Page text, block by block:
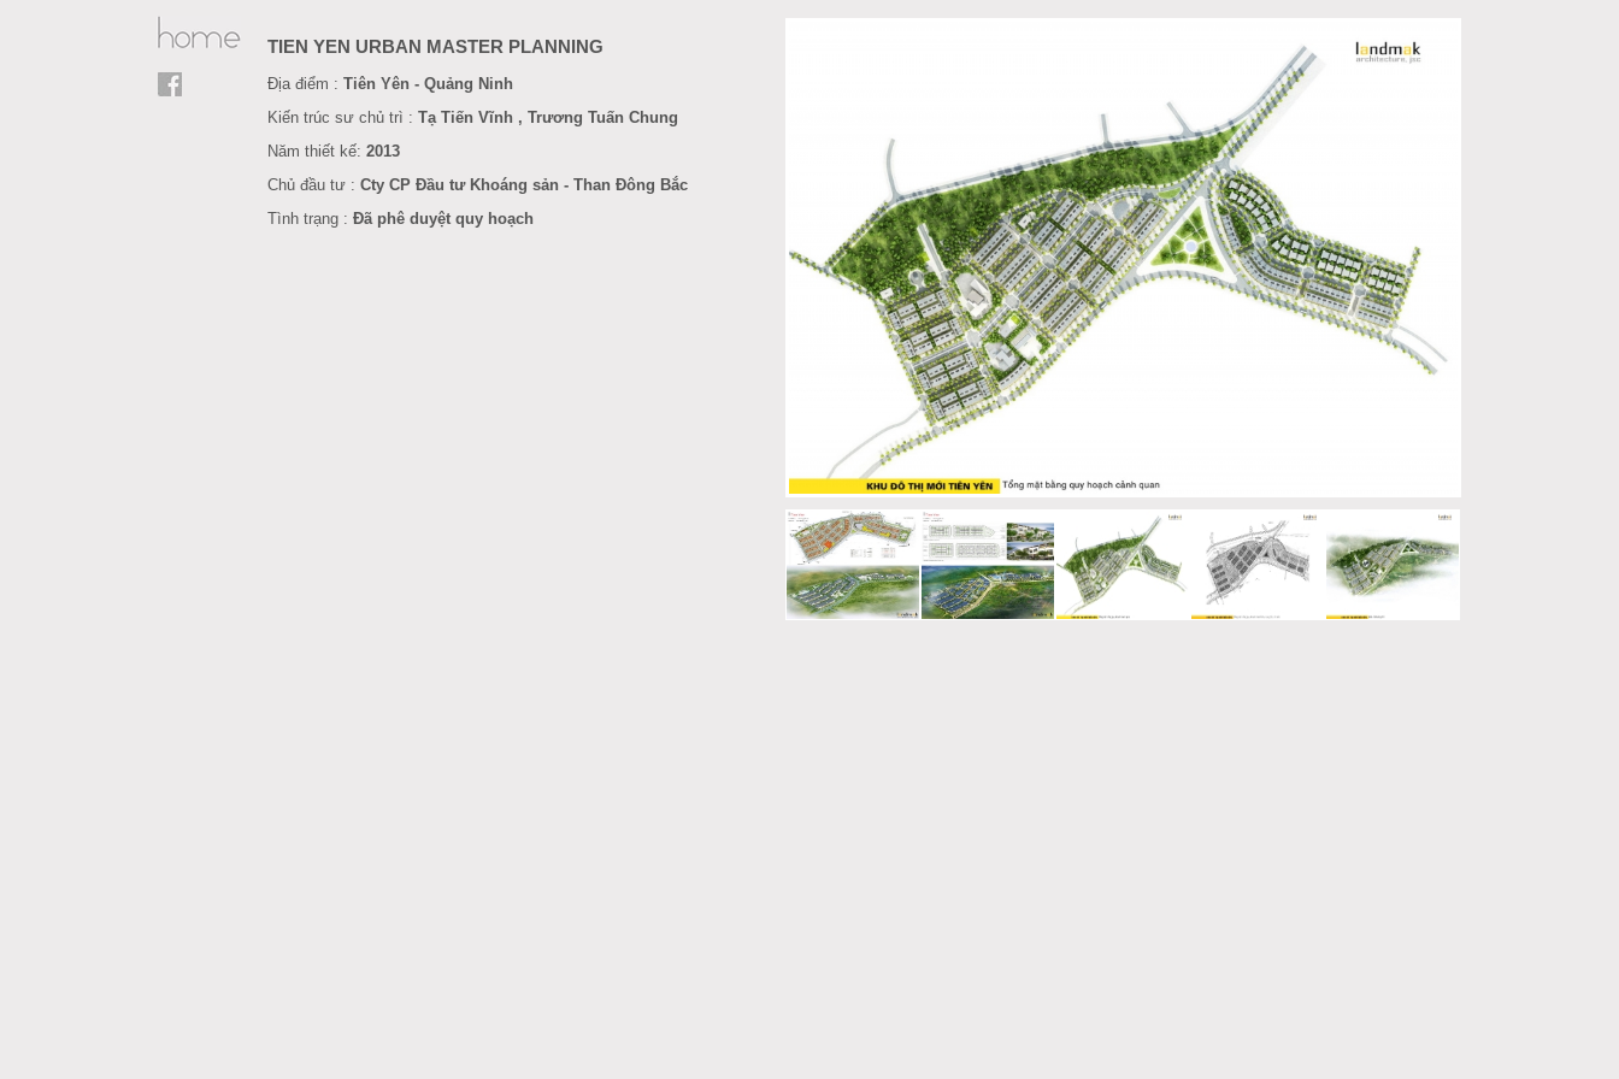
TIEN YEN URBAN MASTER PLANNING
Địa điểm : Tiên Yên - Quảng Ninh
Kiến trúc sư chủ trì : Tạ Tiến Vĩnh , Trương Tuấn Chung
Năm thiết kế: 2013
Chủ đầu tư : Cty CP Đầu tư Khoáng sản - Than Đông Bắc
Tình trạng : Đã phê duyệt quy hoạch